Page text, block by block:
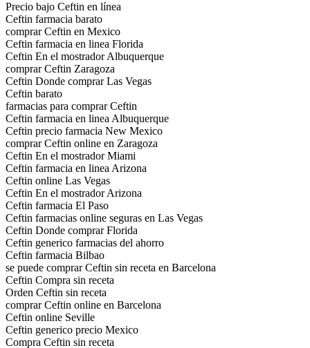
Precio bajo Ceftin en línea
Ceftin farmacia barato
comprar Ceftin en Mexico
Ceftin farmacia en linea Florida
Ceftin En el mostrador Albuquerque
comprar Ceftin Zaragoza
Ceftin Donde comprar Las Vegas
Ceftin barato
farmacias para comprar Ceftin
Ceftin farmacia en linea Albuquerque
Ceftin precio farmacia New Mexico
comprar Ceftin online en Zaragoza
Ceftin En el mostrador Miami
Ceftin farmacia en linea Arizona
Ceftin online Las Vegas
Ceftin En el mostrador Arizona
Ceftin farmacia El Paso
Ceftin farmacias online seguras en Las Vegas
Ceftin Donde comprar Florida
Ceftin generico farmacias del ahorro
Ceftin farmacia Bilbao
se puede comprar Ceftin sin receta en Barcelona
Ceftin Compra sin receta
Orden Ceftin sin receta
comprar Ceftin online en Barcelona
Ceftin online Seville
Ceftin generico precio Mexico
Compra Ceftin sin receta